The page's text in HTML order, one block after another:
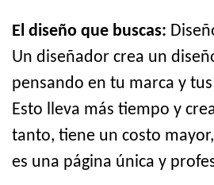
El diseño que buscas:
Un diseñador crea un
pensando en tu marca y
Esto lleva más tiempo y
tanto, tiene un costo
es una página única y